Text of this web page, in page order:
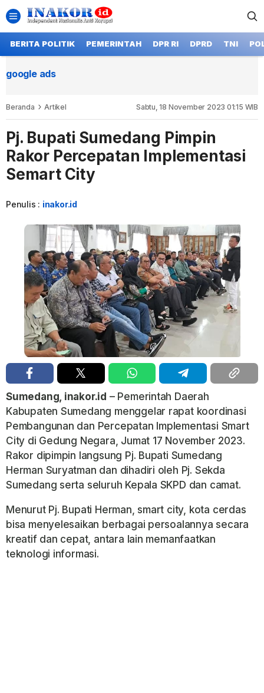
BERITA POLITIK PEMERINTAH DPR RI DPRD TNI
google ads
Beranda Artikel Sabtu, 18 November 2023 01:15 WIB
Pj. Bupati Sumedang Pimpin
Rakor Percepatan Implementasi
Semart City
Penulis : inakor.id
Sumedang, inakor.id – Pemerintah Daerah
Kabupaten Sumedang menggelar rapat koordinasi
Pembangunan dan Percepatan Implementasi Smart
City di Gedung Negara, Jumat 17 November 2023.
Rakor dipimpin langsung Pj. Bupati Sumedang
Herman Suryatman dan dihadiri oleh Pj. Sekda
Sumedang serta seluruh Kepala SKPD dan camat.
Menurut Pj. Bupati Herman, smart city, kota cerdas
bisa menyelesaikan berbagai persoalannya secara
kreatif dan cepat, antara lain memanfaatkan
teknologi informasi.